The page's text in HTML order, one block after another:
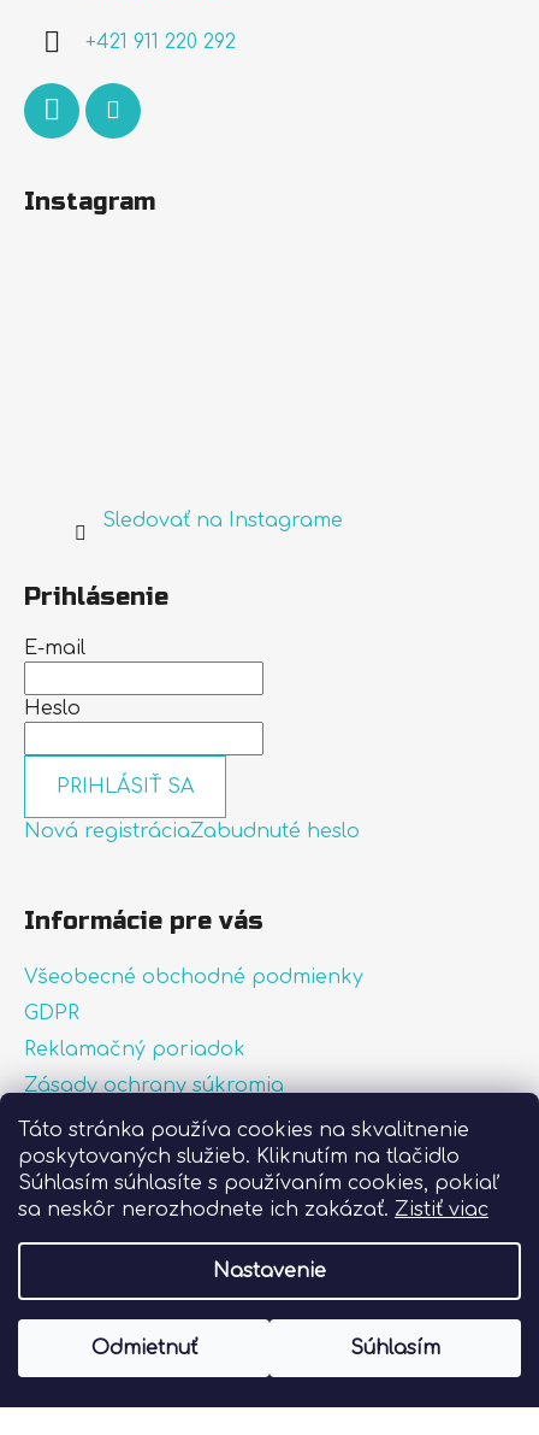
Táto stránka používa cookies na skvalitnenie
poskytovaných služieb. Kliknutím na tlačidlo
Súhlasím súhlasíte s používaním cookies, pokiaľ
sa neskôr nerozhodnete ich zakázať. Zistiť viac
Nastavenie
Odmietnuť Súhlasím
+421 911 220 292
Instagram
Sledovať na Instagrame
Prihlásenie
E-mail
Heslo
PRIHLÁSIŤ SA
Nová registráciaZabudnuté heslo
Informácie pre vás
Všeobecné obchodné podmienky
GDPR
Reklamačný poriadok
Zásady ochrany súkromia
Zásady používania súborov cookies
O nás
FAQ
Vytvoril Shoptet
Copyright 2026
. Všetky práva
vyhradené.Upraviť nastavenie cookies